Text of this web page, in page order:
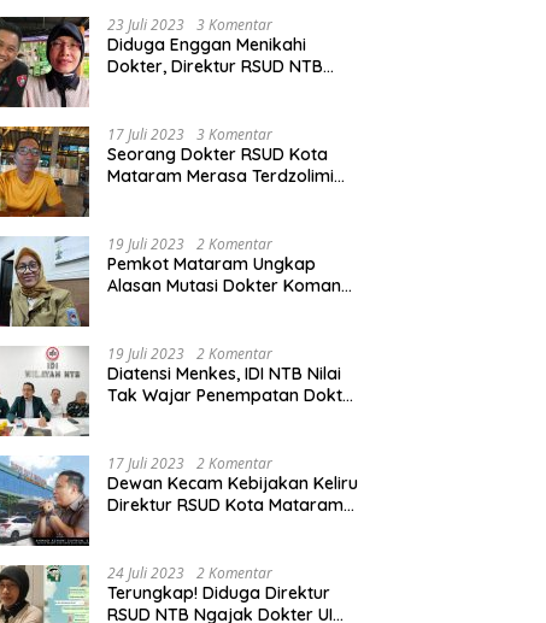
23 Juli 2023 3 Komentar
Diduga Enggan Menikahi
Dokter, Direktur RSUD NTB
17 Juli 2023 3 Komentar
Seorang Dokter RSUD Kota
Mataram Merasa Terdzolimi
19 Juli 2023 2 Komentar
Pemkot Mataram Ungkap
Alasan Mutasi Dokter Komang
19 Juli 2023 2 Komentar
Diatensi Menkes, IDI NTB Nilai
Tak Wajar Penempatan Dokter
17 Juli 2023 2 Komentar
Dewan Kecam Kebijakan Keliru
Direktur RSUD Kota Mataram
24 Juli 2023 2 Komentar
Terungkap! Diduga Direktur
RSUD NTB Ngajak Dokter UI